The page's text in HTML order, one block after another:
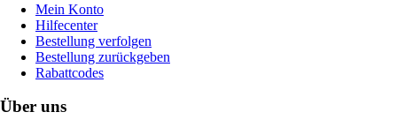
Mein Konto
Hilfecenter
Bestellung verfolgen
Bestellung zurückgeben
Rabattcodes
Über uns